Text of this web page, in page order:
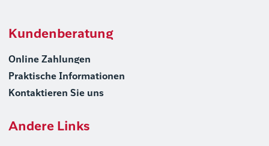
Kundenberatung
Online Zahlungen
Praktische Informationen
Kontaktieren Sie uns
Andere Links